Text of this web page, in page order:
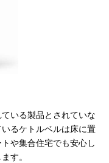
いる製品とされていな
るケトルベルは床に置
や集合住宅でも安心し
す。